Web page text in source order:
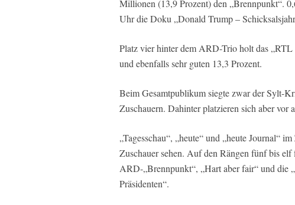
Millionen (13,9 Prozent) den „Brennpunkt“.
Uhr die Doku „Donald Trump –
Platz vier hinter dem ARD-Trio holt das
und ebenfalls sehr guten 13,3 Prozent.
Beim Gesamtpublikum siegte zwar der Sylt-
Zuschauern. Dahinter platzieren sich aber vor
„Tagesschau“, „heute“ und „heute Journal“
Zuschauer sehen. Auf den Rängen fünf bis
ARD-„Brennpunkt“, „Hart aber fair“ und die
Präsidenten“.